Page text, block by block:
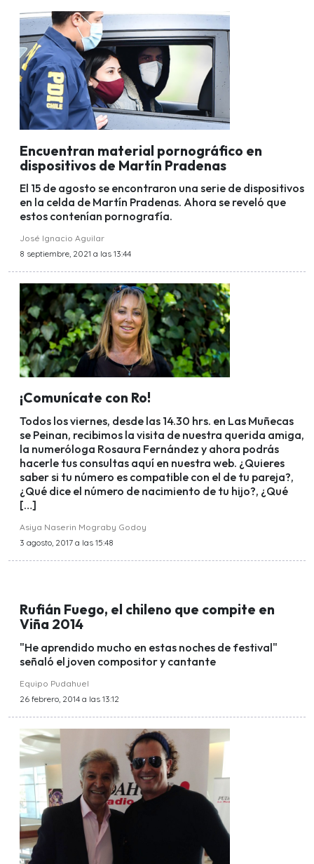
Encuentran material pornográfico en
dispositivos de Martín Pradenas
El 15 de agosto se encontraron una serie de dispositivos
en la celda de Martín Pradenas. Ahora se reveló que
estos contenían pornografía.
José Ignacio Aguilar
8 septiembre, 2021 a las 13:44
¡Comunícate con Ro!
Todos los viernes, desde las 14.30 hrs. en Las Muñecas
se Peinan, recibimos la visita de nuestra querida amiga,
la numeróloga Rosaura Fernández y ahora podrás
hacerle tus consultas aquí en nuestra web. ¿Quieres
saber si tu número es compatible con el de tu pareja?,
¿Qué dice el número de nacimiento de tu hijo?, ¿Qué
[…]
Asiya Naserin Mograby Godoy
3 agosto, 2017 a las 15:48
Rufián Fuego, el chileno que compite en
Viña 2014
"He aprendido mucho en estas noches de festival"
señaló el joven compositor y cantante
Equipo Pudahuel
26 febrero, 2014 a las 13:12